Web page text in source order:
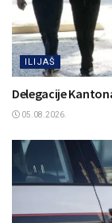
ILIJAŠ
Delegacije
05.08.2026.